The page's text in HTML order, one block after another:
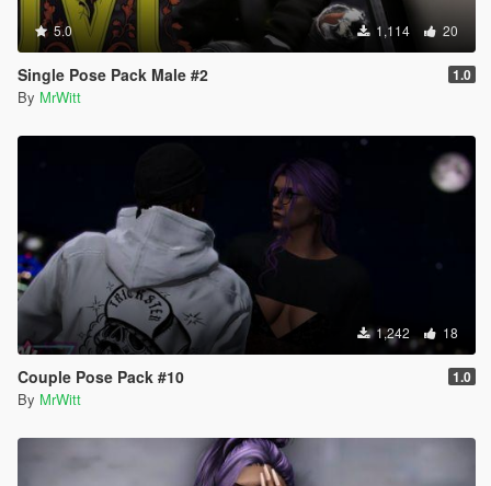
5.0 1,114 20
Single Pose Pack Male #2 1.0
By MrWitt
1,242 18
Couple Pose Pack #10 1.0
By MrWitt